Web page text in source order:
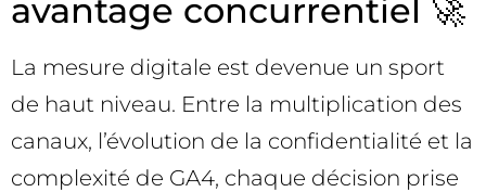
avantage concurrentiel 🚀
La mesure digitale est devenue un sport
de haut niveau. Entre la multiplication des
canaux, l’évolution de la confidentialité et la
complexité de GA4, chaque décision prise